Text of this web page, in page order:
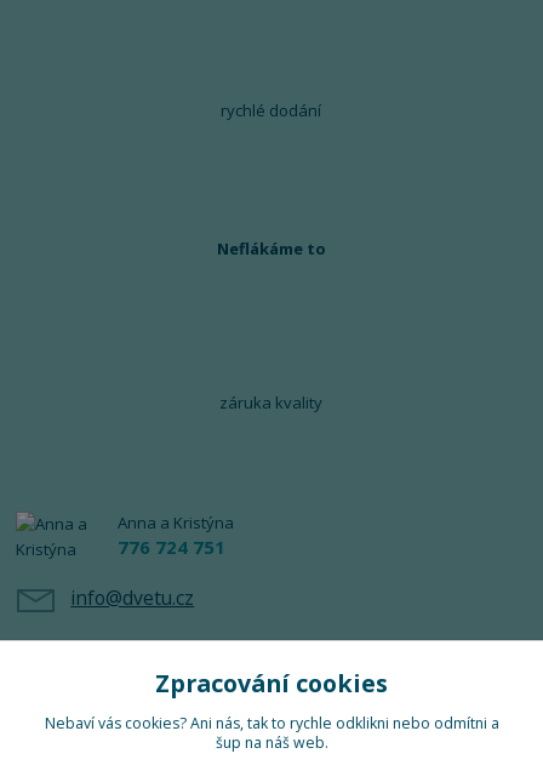
rychlé dodání
Neflákáme to
záruka kvality
Anna a Kristýna
776 724 751
info@dvetu.cz
Zpracování cookies
Nebaví vás cookies? Ani nás, tak to rychle odklikni nebo odmítni a
šup na náš web.